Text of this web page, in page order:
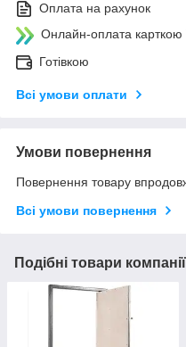
Оплата на рахунок
Онлайн-оплата
Готівкою
Всі умови оплати
Умови повернення
Повернення товару
Всі умови повернення
Подібні товари компанії